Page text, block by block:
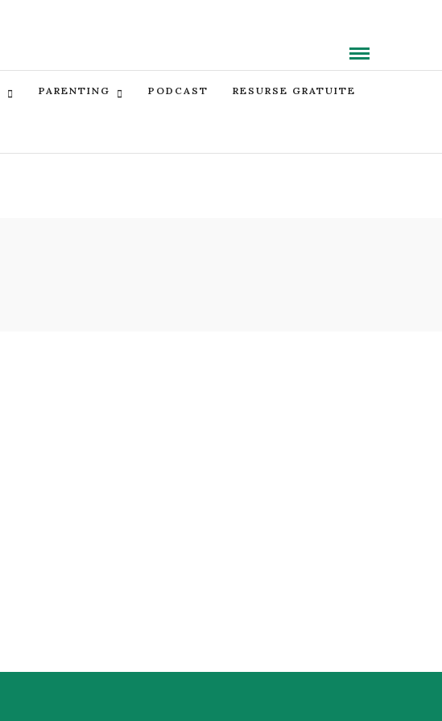
PARENTING PODCAST RESURSE GRATUITE